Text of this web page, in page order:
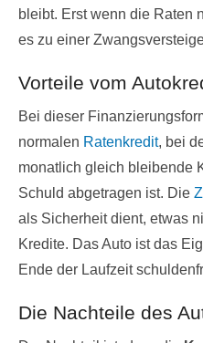
bleibt. Erst wenn die Raten
es zu einer
Vorteile vom
Bei dieser
normalen Ratenkredit, bei
monatlich gleich bleibende
Schuld abgetragen ist. Die
als Sicherheit dient, etwas
Kredite. Das Auto ist das
Ende der Laufzeit
Die Nachteile des